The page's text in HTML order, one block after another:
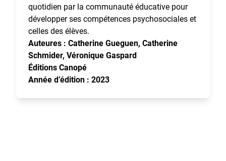
quotidien par la communauté éducative pour
développer ses compétences psychosociales et
celles des élèves.
Auteures : Catherine Gueguen, Catherine
Schmider, Véronique Gaspard
Éditions Canopé
Année d’édition : 2023